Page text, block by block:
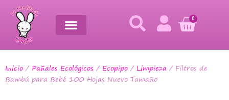
0
Inicio / Pañales Ecológicos / Ecopipo / Limpieza / Filtros de
Bambú para Bebé 100 Hojas Nuevo Tamaño